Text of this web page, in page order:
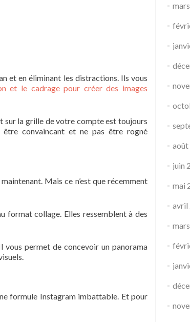
et en éliminant les distractions. Ils vous
et le cadrage pour créer des images
sur la grille de votre compte est toujours
convaincant et ne pas être rogné
Mais ce n’est que récemment
format collage. Elles ressemblent à des
vous permet de concevoir un panorama
formule Instagram imbattable. Et pour
juin
mai
avril